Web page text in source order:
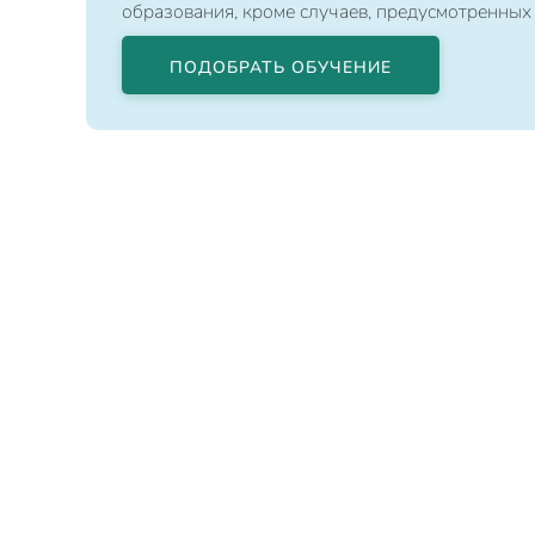
образования, кроме случаев,
ПОДОБРАТЬ ОБУЧЕНИЕ